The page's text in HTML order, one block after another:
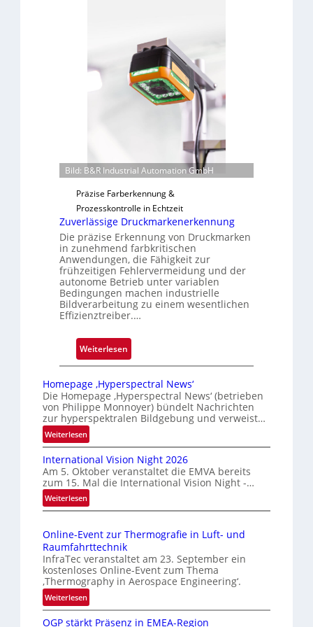
e
v
l
s
b
a
r
t
i
g
u
n
g
a
u
s
Bild: B&R Industrial Automation GmbH
Präzise Farberkennung &
Prozesskontrolle in Echtzeit
Zuverlässige Druckmarkenerkennung
Die präzise Erkennung von Druckmarken
in zunehmend farbkritischen
Anwendungen, die Fähigkeit zur
frühzeitigen Fehlervermeidung und der
autonome Betrieb unter variablen
Bedingungen machen industrielle
Bildverarbeitung zu einem wesentlichen
Effizienztreiber.…
Weiterlesen:
Z
v
e
r
ä
s
s
g
D
r
u
c
m
Homepage ‚Hyperspectral News‘
Die Homepage ‚Hyperspectral News‘ (betrieben
von Philippe Monnoyer) bündelt Nachrichten
zur hyperspektralen Bildgebung und verweist…
Weiterlesen:
H
o
m
e
p
a
e
‚
H
y
p
e
r
International Vision Night 2026
Am 5. Oktober veranstaltet die EMVA bereits
zum 15. Mal die International Vision Night -…
Weiterlesen:
I
t
e
r
n
a
t
Online-Event zur Thermografie in Luft- und
Raumfahrttechnik
InfraTec veranstaltet am 23. September ein
kostenloses Online-Event zum Thema
‚Thermography in Aerospace Engineering‘.
Weiterlesen:
O
n
OGP stärkt Präsenz in EMEA-Region